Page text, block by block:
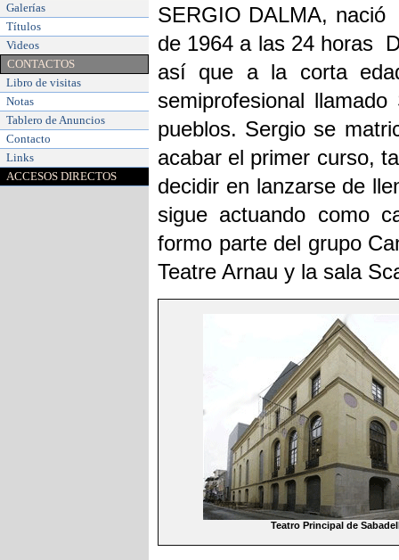
Galerías
Títulos
Videos
CONTACTOS
Libro de visitas
Notas
Tablero de Anuncios
Contacto
Links
ACCESOS DIRECTOS
SERGIO DALMA, nació
de 1964 a las 24 horas
así que a la corta
semiprofesional
pueblos. Sergio se
acabar el primer curso,
decidir en lanzarse de
sigue actuando como
formo parte del grupo
Teatre Arnau y la sala
Teatro Principal de